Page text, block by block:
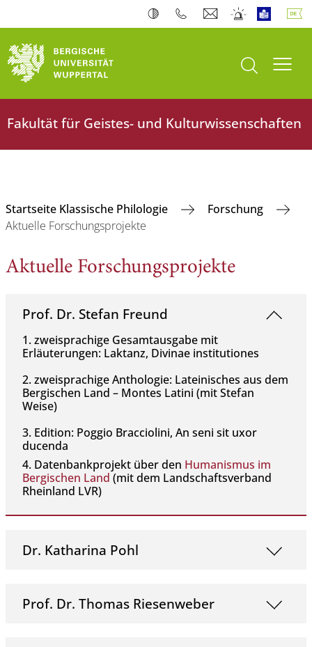
Suche öffnen
Fakultät für Geistes- und Kulturwissenschaften
Startseite Klassische Philologie
Forschung
Aktuelle Forschungsprojekte
Aktuelle Forschungsprojekte
Prof. Dr. Stefan Freund
1. zweisprachige Gesamtausgabe mit
Erläuterungen: Laktanz, Divinae institutiones
2. zweisprachige Anthologie: Lateinisches aus dem
Bergischen Land – Montes Latini (mit Stefan
Weise)
3. Edition: Poggio Bracciolini, An seni sit uxor
ducenda
4. Datenbankprojekt über den Humanismus im
Bergischen Land (mit dem Landschaftsverband
Rheinland LVR)
Dr. Katharina Pohl
Prof. Dr. Thomas Riesenweber